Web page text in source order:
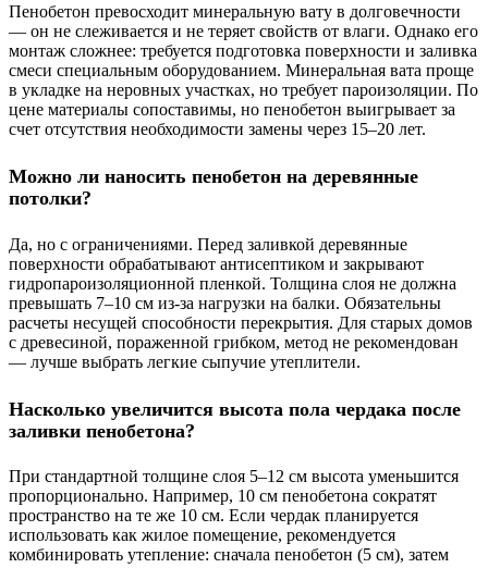
Пенобетон превосходит минеральную вату в долговечности
— он не слеживается и не теряет свойств от влаги. Однако его
монтаж сложнее: требуется подготовка поверхности и заливка
смеси специальным оборудованием. Минеральная вата проще
в укладке на неровных участках, но требует пароизоляции. По
цене материалы сопоставимы, но пенобетон выигрывает за
счет отсутствия необходимости замены через 15–20 лет.
Можно ли наносить пенобетон на деревянные
потолки?
Да, но с ограничениями. Перед заливкой деревянные
поверхности обрабатывают антисептиком и закрывают
гидропароизоляционной пленкой. Толщина слоя не должна
превышать 7–10 см из-за нагрузки на балки. Обязательны
расчеты несущей способности перекрытия. Для старых домов
с древесиной, пораженной грибком, метод не рекомендован
— лучше выбрать легкие сыпучие утеплители.
Насколько увеличится высота пола чердака после
заливки пенобетона?
При стандартной толщине слоя 5–12 см высота уменьшится
пропорционально. Например, 10 см пенобетона сократят
пространство на те же 10 см. Если чердак планируется
использовать как жилое помещение, рекомендуется
комбинировать утепление: сначала пенобетон (5 см), затем